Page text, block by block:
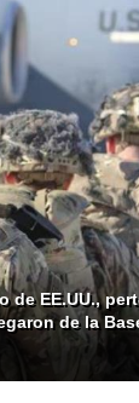
de EE.UU.,
de la